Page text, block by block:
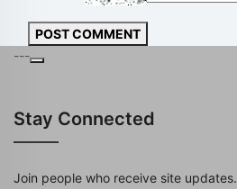
POST COMMENT
---
Stay Connected
Join people who receive site updates.